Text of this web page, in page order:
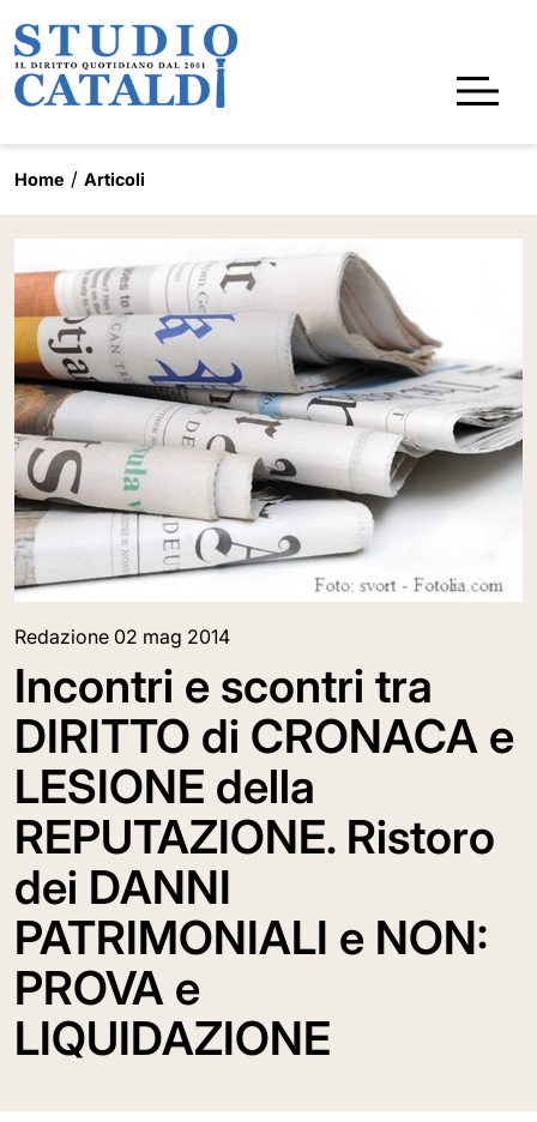
Home Articoli
Redazione 02 mag 2014
Incontri e scontri tra
DIRITTO di CRONACA e
LESIONE della
REPUTAZIONE. Ristoro
dei DANNI
PATRIMONIALI e NON:
PROVA e
LIQUIDAZIONE